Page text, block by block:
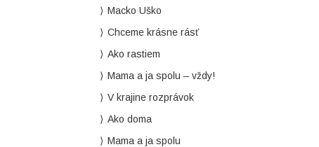
Macko Uško
Chceme krásne rásť
Ako rastiem
Mama a ja spolu – vždy!
V krajine rozprávok
Ako doma
Mama a ja spolu